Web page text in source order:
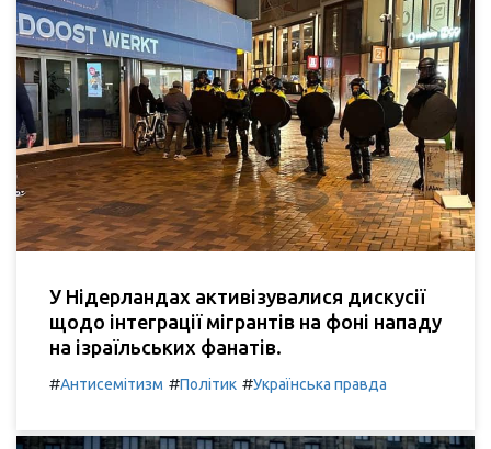
У Нідерландах активізувалися дискусії
щодо інтеграції мігрантів на фоні нападу
на ізраїльських фанатів.
#Антисемітизм #Політик #Українська правда